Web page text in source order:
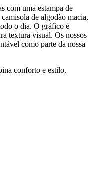
com uma estampa de
de algodão macia,
o dia. O gráfico é
textura visual. Os nossos
como parte da nossa
conforto e estilo.